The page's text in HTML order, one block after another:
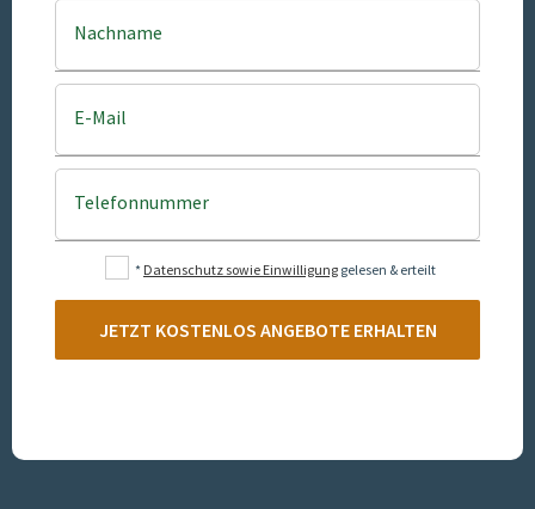
Nachname
E-Mail
Telefonnummer
* Datenschutz sowie Einwilligung gelesen & erteilt
JETZT KOSTENLOS ANGEBOTE ERHALTEN